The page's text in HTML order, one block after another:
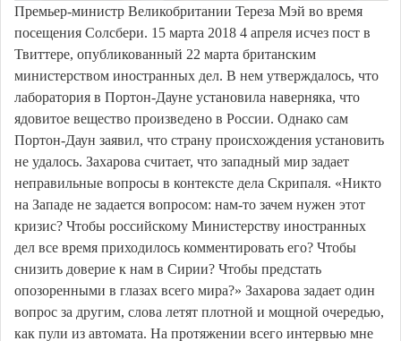
Премьер-министр Великобритании Тереза Мэй во время
посещения Солсбери. 15 марта 2018 4 апреля исчез пост в
Твиттере, опубликованный 22 марта британским
министерством иностранных дел. В нем утверждалось, что
лаборатория в Портон-Дауне установила наверняка, что
ядовитое вещество произведено в России. Однако сам
Портон-Даун заявил, что страну происхождения установить
не удалось. Захарова считает, что западный мир задает
неправильные вопросы в контексте дела Скрипаля. «Никто
на Западе не задается вопросом: нам-то зачем нужен этот
кризис? Чтобы российскому Министерству иностранных
дел все время приходилось комментировать его? Чтобы
снизить доверие к нам в Сирии? Чтобы предстать
опозоренными в глазах всего мира?» Захарова задает один
вопрос за другим, слова летят плотной и мощной очередью,
как пули из автомата. На протяжении всего интервью мне